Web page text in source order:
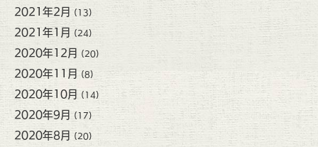
2021年2月 (13)
2021年1月 (24)
2020年12月 (20)
2020年11月 (8)
2020年10月 (14)
2020年9月 (17)
2020年8月 (20)